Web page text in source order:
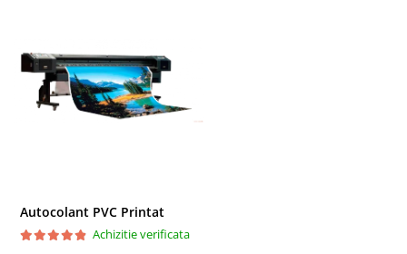
Autocolant PVC Printat
Achizitie verificata